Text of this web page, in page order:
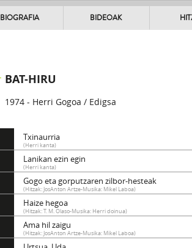
BIOGRAFIA BIDEOAK
BAT-HIRU
1974 - Herri Gogoa / Edigsa
Txinaurria
(Herri kanta)
Lanikan ezin egin
(Herri kanta)
Gogo eta gorputzaren zilbor-hesteak
(Hitzak: JosAnton Artze-Musika: Mikel Laboa)
Haize hegoa
(Hitzak: T. M. Olaso-Musika: Herri doinua)
Ama hil zaigu
(Hitzak: JosAnton Artze-Musika: Mikel Laboa)